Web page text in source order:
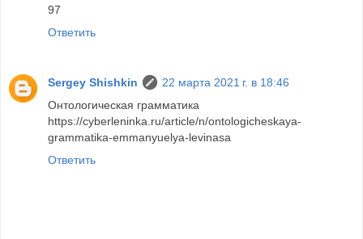
97
Ответить
Sergey Shishkin
22 марта 2021 г. в 18:46
Онтологическая грамматика
https://cyberleninka.ru/article/n/ontologicheskaya-
grammatika-emmanyuelya-levinasa
Ответить